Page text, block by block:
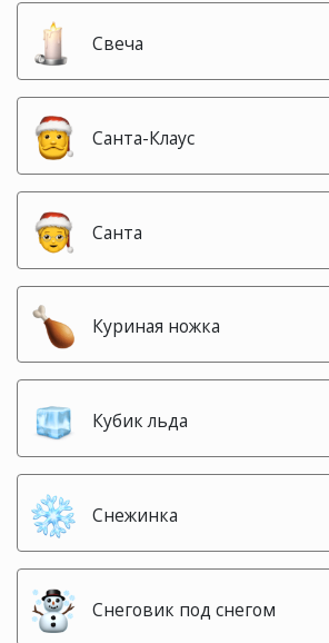
Свеча
Санта-Клаус
Санта
Куриная ножка
Кубик льда
Снежинка
Снеговик под снегом